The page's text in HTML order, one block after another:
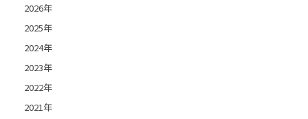
2026年
2025年
2024年
2023年
2022年
2021年